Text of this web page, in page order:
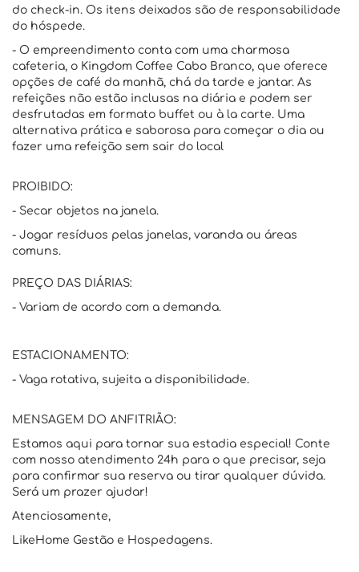
do check-in. Os itens deixados são de responsabilidade
do hóspede.
- O empreendimento conta com uma charmosa
cafeteria, o Kingdom Coffee Cabo Branco, que oferece
opções de café da manhã, chá da tarde e jantar. As
refeições não estão inclusas na diária e podem ser
desfrutadas em formato buffet ou à la carte. Uma
alternativa prática e saborosa para começar o dia ou
fazer uma refeição sem sair do local
PROIBIDO:
- Secar objetos na janela.
- Jogar resíduos pelas janelas, varanda ou áreas
comuns.
PREÇO DAS DIÁRIAS:
- Variam de acordo com a demanda.
ESTACIONAMENTO:
- Vaga rotativa, sujeita a disponibilidade.
MENSAGEM DO ANFITRIÃO:
Estamos aqui para tornar sua estadia especial! Conte
com nosso atendimento 24h para o que precisar, seja
para confirmar sua reserva ou tirar qualquer dúvida.
Será um prazer ajudar!
Atenciosamente,
LikeHome Gestão e Hospedagens.